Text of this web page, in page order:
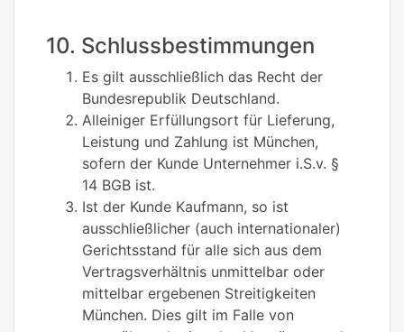
10. Schlussbestimmungen
Es gilt ausschließlich das Recht der
Bundesrepublik Deutschland.
Alleiniger Erfüllungsort für Lieferung,
Leistung und Zahlung ist München,
sofern der Kunde Unternehmer i.S.v. §
14 BGB ist.
Ist der Kunde Kaufmann, so ist
ausschließlicher (auch internationaler)
Gerichtsstand für alle sich aus dem
Vertragsverhältnis unmittelbar oder
mittelbar ergebenen Streitigkeiten
München. Dies gilt im Falle von